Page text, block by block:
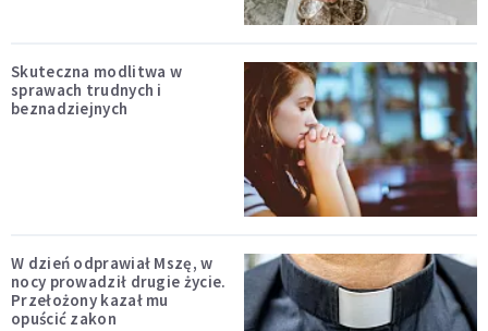
Skuteczna modlitwa w
sprawach trudnych i
beznadziejnych
W dzień odprawiał Mszę, w
nocy prowadził drugie życie.
Przełożony kazał mu
opuścić zakon